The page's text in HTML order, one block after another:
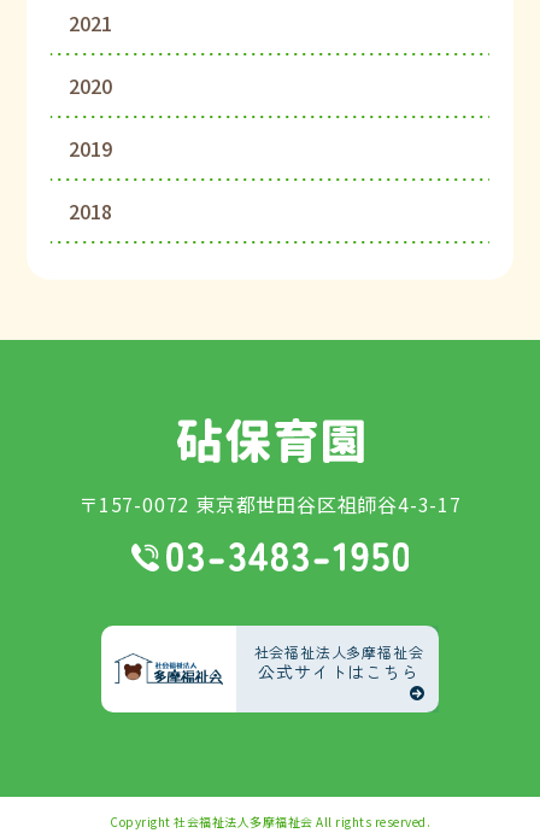
2021
2020
2019
2018
〒157-0072 東京都世田谷区祖師谷4-3-17
社会福祉法人多摩福祉会
公式サイトはこちら
Copyright 社会福祉法人多摩福祉会 All rights reserved.